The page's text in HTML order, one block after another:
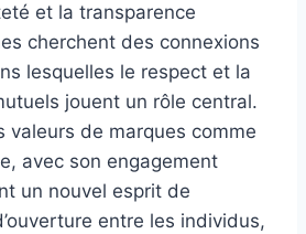
et la transparence
cherchent des connexions
lesquelles le respect et la
jouent un rôle central.
valeurs de marques comme
avec son engagement
un nouvel esprit de
entre les individus,